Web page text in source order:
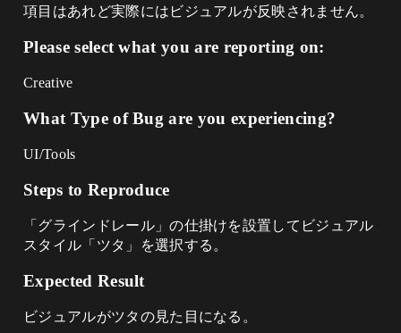
項目はあれど実際にはビジュアルが反映されません。
Please select what you are reporting on:
Creative
What Type of Bug are you experiencing?
UI/Tools
Steps to Reproduce
「グラインドレール」の仕掛けを設置してビジュアル
スタイル「ツタ」を選択する。
Expected Result
ビジュアルがツタの見た目になる。